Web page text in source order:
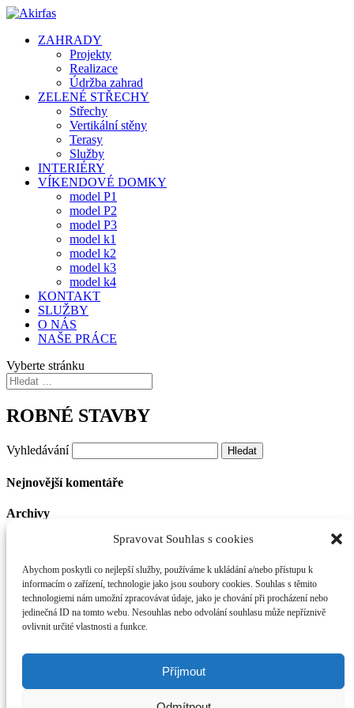
Spravovat Souhlas s cookies
Abychom poskytli co nejlepší služby, používáme k ukládání a/nebo přístupu k
informacím o zařízení, technologie jako jsou soubory cookies. Souhlas s těmito
technologiemi nám umožní zpracovávat údaje, jako je chování při procházení nebo
jedinečná ID na tomto webu. Nesouhlas nebo odvolání souhlasu může nepříznivě
ovlivnit určité vlastnosti a funkce.
Příjmout
ZAHRADY
Projekty
Realizace
Údržba zahrad
ZELENÉ STŘECHY
Střechy
Vertikální stěny
Terasy
Služby
INTERIÉRY
VÍKENDOVÉ DOMKY
model P1
model P2
model P3
model k1
model k2
model k3
model k4
KONTAKT
SLUŽBY
O NÁS
NAŠE PRÁCE
Vyberte stránku
ROBNÉ STAVBY
Vyhledávání
Nejnovější komentáře
Archivy
Žádné rubriky
Základní informace
RSS(příspěvky)